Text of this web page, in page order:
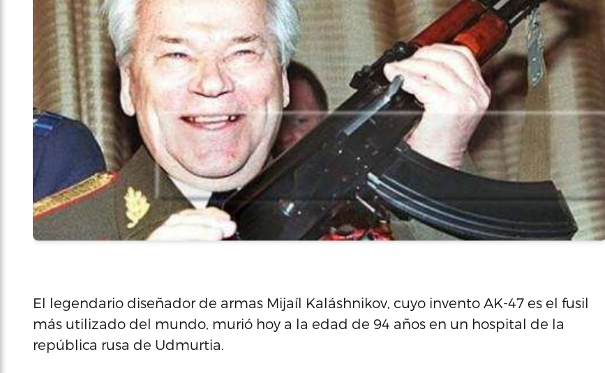
El legendario diseñador de armas Mijaíl Kaláshnikov, cuyo invento AK-47 es el fusil
más utilizado del mundo, murió hoy a la edad de 94 años en un hospital de la
república rusa de Udmurtia.